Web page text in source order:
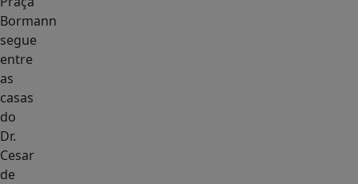
Bormann
segue
entre
as
casas
do
Dr.
Cesar
de